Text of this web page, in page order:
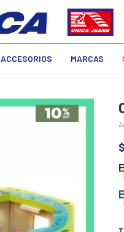
ACCESORIOS MARCAS
$